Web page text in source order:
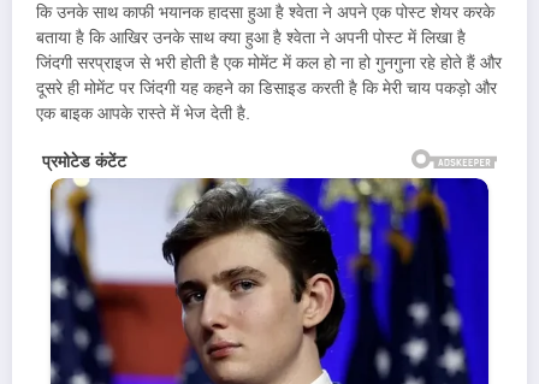
कि उनके साथ काफी भयानक हादसा हुआ है श्वेता ने अपने एक पोस्ट शेयर करके
बताया है कि आखिर उनके साथ क्या हुआ है श्वेता ने अपनी पोस्ट में लिखा है
जिंदगी सरप्राइज से भरी होती है एक मोमेंट में कल हो ना हो गुनगुना रहे होते हैं और
दूसरे ही मोमेंट पर जिंदगी यह कहने का डिसाइड करती है कि मेरी चाय पकड़ो और
एक बाइक आपके रास्ते में भेज देती है.